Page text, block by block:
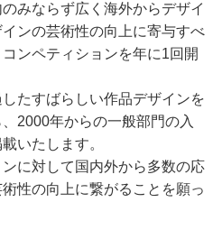
みならず広く海外からデザイ
ンの芸術性の向上に寄与すべ
ンペティションを年に1回開
たすばらしい作品デザインを
2000年からの一般部門の入
いたします。
に対して国内外から多数の応
性の向上に繋がることを願っ